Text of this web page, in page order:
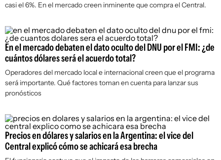
casi el 6%. En el mercado creen inminente que compra el Central.
En el mercado debaten el dato oculto del DNU por el FMI: ¿de
cuántos dólares será el acuerdo total?
Operadores del mercado local e internacional creen que el programa
será importante. Qué factores toman en cuenta para lanzar sus
pronósticos
Precios en dólares y salarios en la Argentina: el vice del
Central explicó cómo se achicará esa brecha